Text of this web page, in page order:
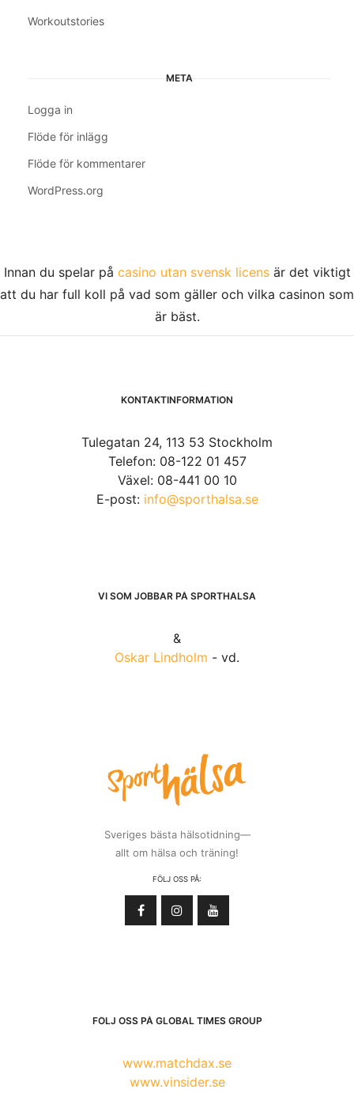
Workoutstories
META
Logga in
Flöde för inlägg
Flöde för kommentarer
WordPress.org
Innan du spelar på casino utan svensk licensär det viktigt
att du har full koll på vad som gäller och vilka casinon som
är bäst.
KONTAKTINFORMATION
Tulegatan 24, 113 53 Stockholm
Telefon: 08-122 01 457
Växel: 08-441 00 10
E-post: info@sporthalsa.se
VI SOM JOBBAR PÅ SPORTHÄLSA
&
Oskar Lindholm - vd.
Sveriges bästa hälsotidning—
allt om hälsa och träning!
FÖLJ OSS PÅ:
FÖLJ OSS PÅ GLOBAL TIMES GROUP
www.matchdax.se
www.vinsider.se